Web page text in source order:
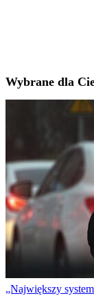
Wybrane dla
„Największy